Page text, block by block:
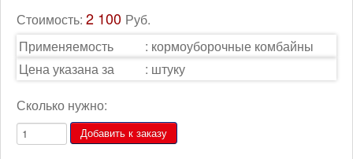
Стоимость: 2 100 Руб.
Применяемость
: кормоуборочные комбайны
Цена указана за
: штуку
Сколько нужно: